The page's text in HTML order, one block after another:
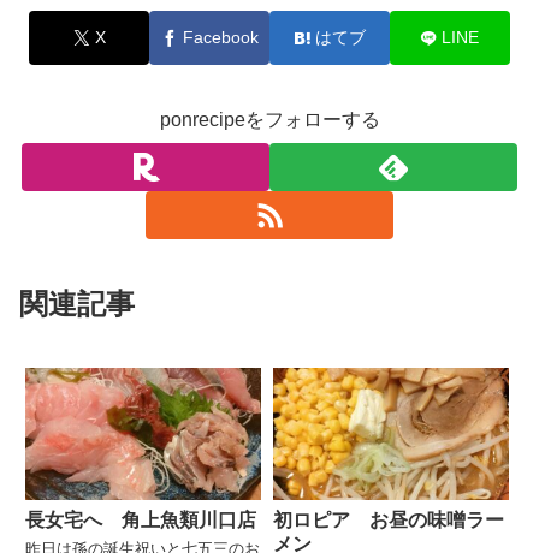
X Facebook はてブ LINE
ponrecipeをフォローする
関連記事
長女宅へ 角上魚類川口店
昨日は孫の誕生祝いと七五三のお
初ロピア お昼の味噌ラー
メン